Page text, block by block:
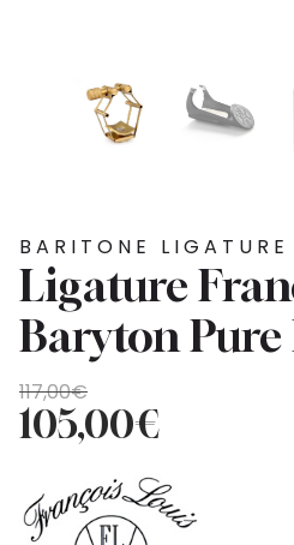
BARITONE LIGATURE
Ligature
Baryton Pure
117,00€
Original
price
was:
117,00€.
105,00€
Current
price
is:
105,00€.